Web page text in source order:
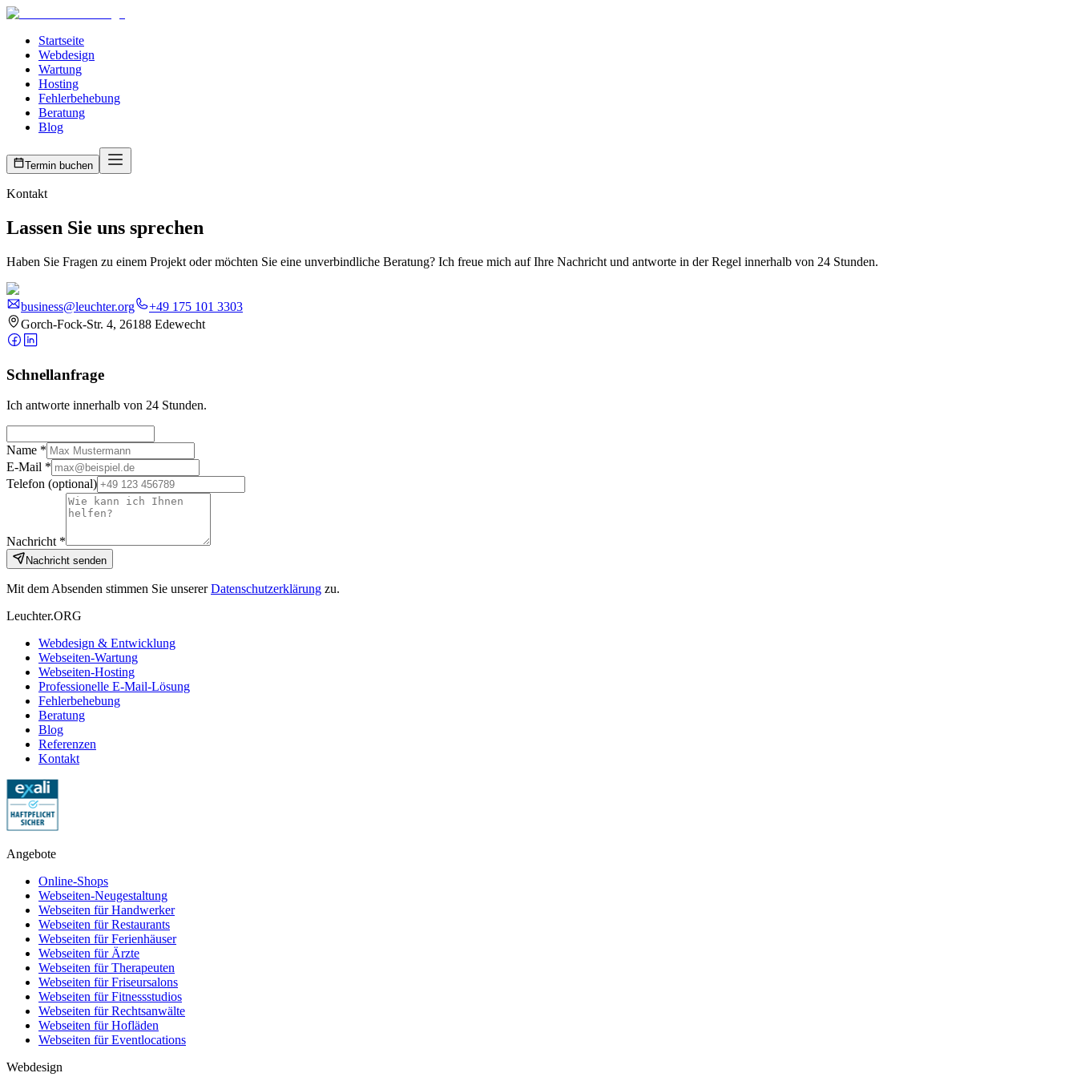
Startseite
Webdesign
Wartung
Hosting
Fehlerbehebung
Beratung
Blog
Termin buchen
Kontakt
Lassen Sie uns sprechen
Haben Sie Fragen zu einem Projekt oder möchten Sie eine unverbindliche Beratung? Ich freue mich auf Ihre Nachricht und antworte in der Regel innerhalb von 24 Stunden.
business@leuchter.org
+49 175 101 3303
Gorch-Fock-Str. 4, 26188 Edewecht
Schnellanfrage
Ich antworte innerhalb von 24 Stunden.
Name *
E-Mail *
Telefon (optional)
Nachricht *
Nachricht senden
Mit dem Absenden stimmen Sie unserer Datenschutzerklärung zu.
Leuchter.ORG
Webdesign & Entwicklung
Webseiten-Wartung
Webseiten-Hosting
Professionelle E-Mail-Lösung
Fehlerbehebung
Beratung
Blog
Referenzen
Kontakt
Angebote
Online-Shops
Webseiten-Neugestaltung
Webseiten für Handwerker
Webseiten für Restaurants
Webseiten für Ferienhäuser
Webseiten für Ärzte
Webseiten für Therapeuten
Webseiten für Friseursalons
Webseiten für Fitnessstudios
Webseiten für Rechtsanwälte
Webseiten für Hofläden
Webseiten für Eventlocations
Webdesign